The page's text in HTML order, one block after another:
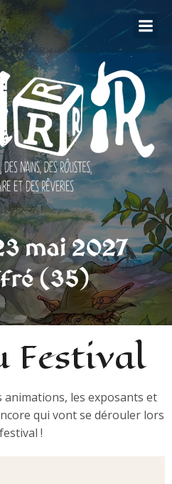
Festival
animations, les exposants et
qui vont se dérouler lors
!